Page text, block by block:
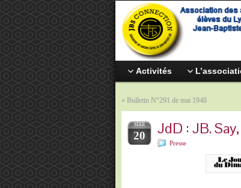
Activités
« Bulletin N°291 de mai 1948
MAR
20 JdD : JB.
Presse